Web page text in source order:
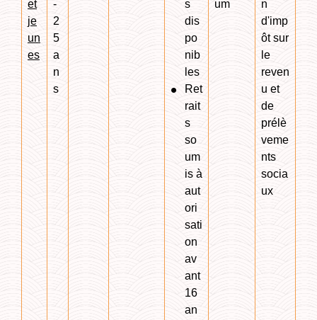
et
je
un
es
-
2
5
a
n
s
s
dis
po
nib
les
Ret
rait
s
so
um
is à
aut
ori
sati
on
av
ant
16
an
um
n
d'imp
ôt sur
le
reven
u et
de
prélè
veme
nts
socia
ux